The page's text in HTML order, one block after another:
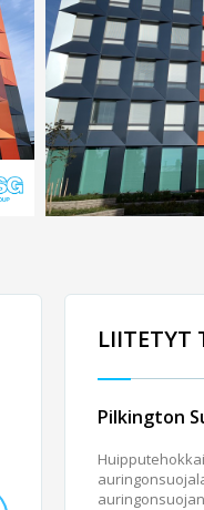
LIITETYT
Pilkington